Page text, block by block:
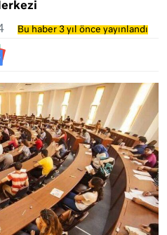
Bu haber 3 yıl önce yayınlandı